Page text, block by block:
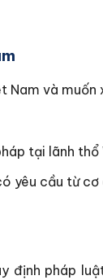
Nam và muốn
tại lãnh thổ
yêu cầu từ cơ
định pháp